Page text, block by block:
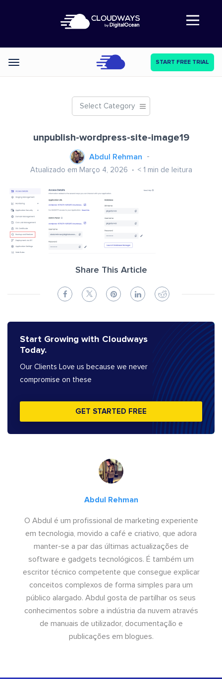
Abre a navegação
Categories START FREE TRIAL
Select Category
unpublish-wordpress-site-image19
Abdul Rehman
Atualizado em Março 4, 2026 < 1 min de leitura
Share This Article
Start Growing with Cloudways
Today.
Our Clients Love us because we never
compromise on these
GET STARTED FREE
Abdul Rehman
O Abdul é um profissional de marketing experiente
em tecnologia, movido a café e criativo, que adora
manter-se a par das últimas actualizações de
software e gadgets tecnológicos. É também um
escritor técnico competente que consegue explicar
conceitos complexos de forma simples para um
público alargado. Abdul gosta de partilhar os seus
conhecimentos sobre a indústria da nuvem através
de manuais de utilizador, documentação e
publicações em blogues.